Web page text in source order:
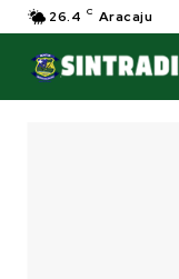
26.4 C Aracaju